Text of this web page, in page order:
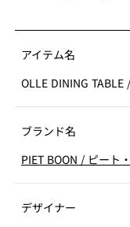
アイテム名
OLLE DINING TABLE /
ブランド名
PIET BOON / ピート
デザイナー